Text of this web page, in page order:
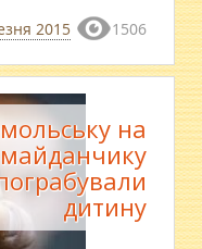
2015 1506
на
дитину